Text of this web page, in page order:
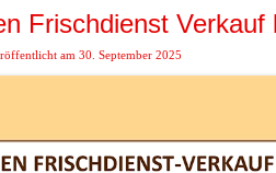
Frischdienst
am 30. September 2025